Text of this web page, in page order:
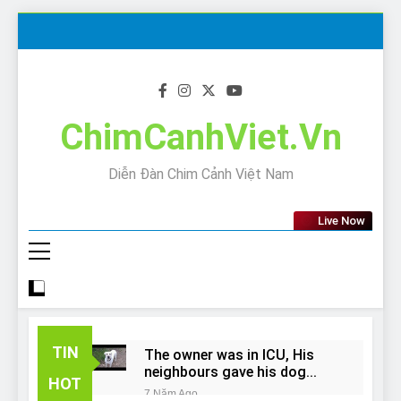
ChimCanhViet.Vn
Diễn Đàn Chim Cảnh Việt Nam
Live Now
TIN
HOT
The owner was in ICU, His
neighbours gave his dog
away!
7 Năm Ago